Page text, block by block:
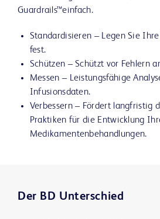
Guardrails™einfach.
Standardisieren ‒ Legen Sie
fest.
Schützen ‒ Schützt vor Fehlern
Messen ‒ Leistungsfähige
Infusionsdaten.
Verbessern‒ Fördert langfristig
Praktiken für die Entwicklung
Medikamentenbehandlungen.
Der BD Unterschied